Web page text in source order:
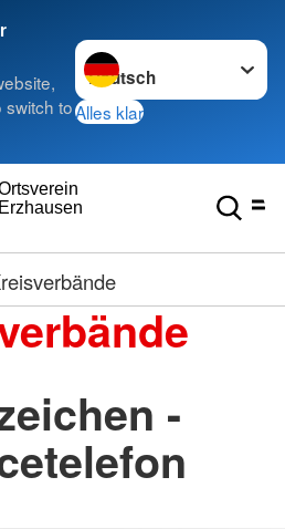
to
Sprache wechseln zu
Alles klar
Erzhausen
-